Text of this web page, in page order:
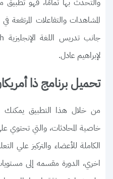
المشاهدات والتفاعلات المرتفعة في
لإبراهيم عادل.
تحميل برنامج ذا
من خلال هذا التطبيق يمكنك
خاصية المحادثات، والتي
الكاملة للأعضاء والتركيز علي
اخري، الدورة مقسمه إلى